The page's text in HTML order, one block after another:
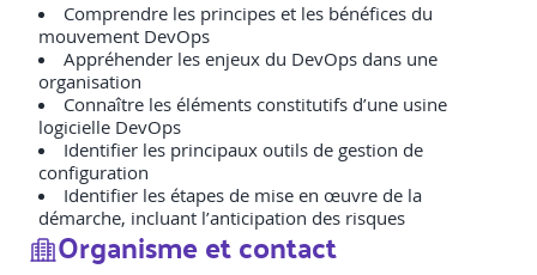
Comprendre les principes et les bénéfices du
mouvement DevOps
Appréhender les enjeux du DevOps dans une
organisation
Connaître les éléments constitutifs d’une usine
logicielle DevOps
Identifier les principaux outils de gestion de
configuration
Identifier les étapes de mise en œuvre de la
démarche, incluant l’anticipation des risques
Organisme et contact